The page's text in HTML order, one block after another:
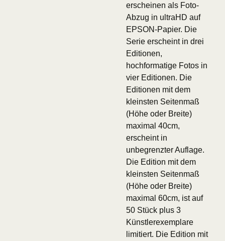
erscheinen als Foto-
Abzug in ultraHD auf
EPSON-Papier. Die
Serie erscheint in drei
Editionen,
hochformatige Fotos in
vier Editionen. Die
Editionen mit dem
kleinsten Seitenmaß
(Höhe oder Breite)
maximal 40cm,
erscheint in
unbegrenzter Auflage.
Die Edition mit dem
kleinsten Seitenmaß
(Höhe oder Breite)
maximal 60cm, ist auf
50 Stück plus 3
Künstlerexemplare
limitiert. Die Edition mit